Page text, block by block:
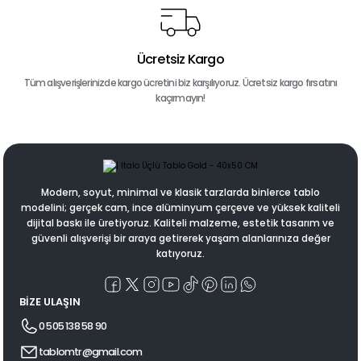
Ücretsiz Kargo
Tüm alışverişlerinizde kargo ücretini biz karşılıyoruz. Ücretsiz kargo fırsatını
kaçırmayın!
Modern, soyut, minimal ve klasik tarzlarda binlerce tablo
modelini; gerçek cam, ince alüminyum çerçeve ve yüksek kaliteli
dijital baskı ile üretiyoruz. Kaliteli malzeme, estetik tasarım ve
güvenli alışverişi bir araya getirerek yaşam alanlarınıza değer
katıyoruz.
BİZE ULAŞIN
0 505 138 58 90
tablomtr@gmail.com